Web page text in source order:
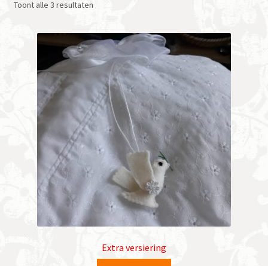
Toont alle 3 resultatenGesorteerd
nieuwste
Extra versiering